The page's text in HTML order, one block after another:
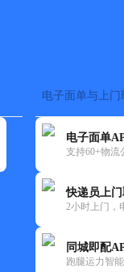
电子面单与上门
电子面单
支持60+物流
快递员上
2小时上门，
同城即配
跑腿运力智
快递时效